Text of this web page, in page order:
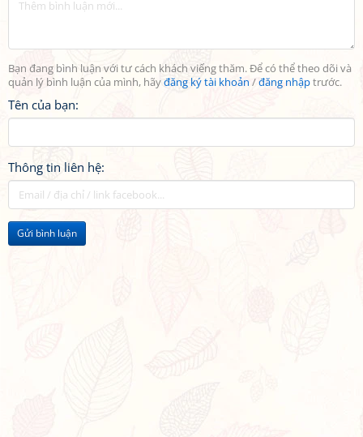
Bạn đang bình luận với tư cách khách viếng thăm. Để có thể theo dõi và
quản lý bình luận của mình, hãyđăng ký tài khoản /đăng nhậptrước.
Tên của bạn:
Thông tin liên hệ:
Gửi bình luận